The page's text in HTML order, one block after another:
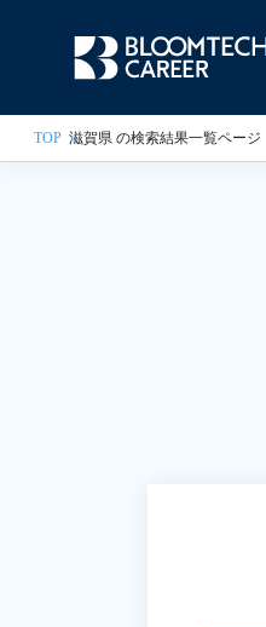
TOP 滋賀県 の検索結果一覧ページ